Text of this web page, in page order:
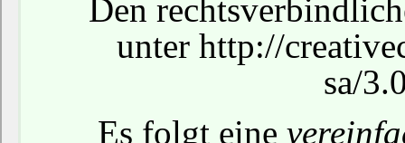
Den
unterhttp://
sa/
Es folgt eine